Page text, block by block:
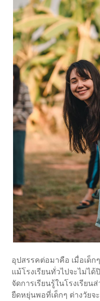
อุปสรรคต่อมาคือ เมื่อเด็ก
แม้โรงเรียนทั่วไปจะไม่ไ
จัดการเรียนรู้ในโรงเรีย
ยืดหยุ่นพอที่เด็กๆ ต่างวัยจ